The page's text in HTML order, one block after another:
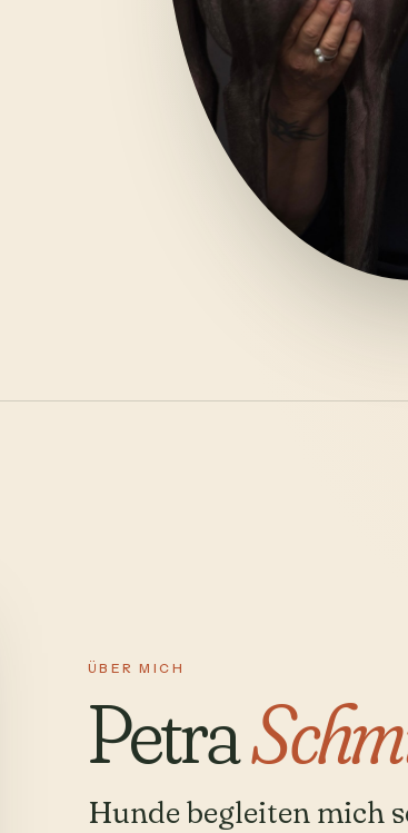
ÜBER MICH
Petra
Hunde begleiten mich